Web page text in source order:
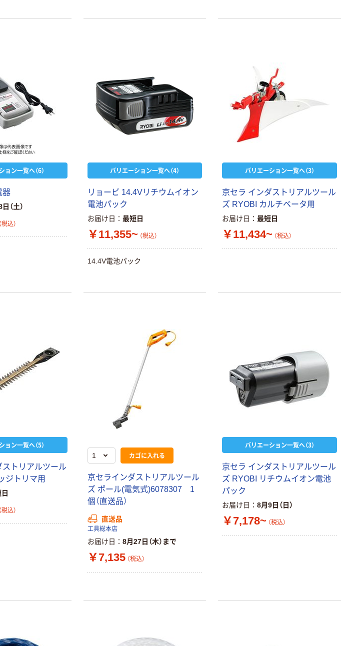
ョン一覧へ（6）
器
（土）
（税込）
バリエーション一覧へ（4）
リョービ 14.4Vリチウムイオン
電池パック
お届け日 最短日
￥11,355~ （税込）
14.4V電池パック
バリエーション一覧へ（3）
京セラ インダストリアルツール
ズ RYOBI カルチベータ用
お届け日 最短日
￥11,434~ （税込）
ョン一覧へ（5）
ストリアルツール
ジトリマ用
（税込）
カゴに入れる
京セラインダストリアルツール
ズ ポール(電気式)6078307 1
個（直送品）
直送品
工具総本店
お届け日 8月27日（木）まで
￥7,135 （税込）
バリエーション一覧へ（3）
京セラ インダストリアルツール
ズ RYOBI リチウムイオン電池
パック
お届け日 8月9日（日）
￥7,178~ （税込）
【アスクル限定】
ト ニトリルグ
ローブ ホワイ
ト 粉なし（パ
ウダーフリー）
￥698~
ペーパータオル
本気プライス
レクリーナー
本気プライス
【ガムテープ】ア
スクル マルチ
ペーパー スーパ
￥149~ （税込）